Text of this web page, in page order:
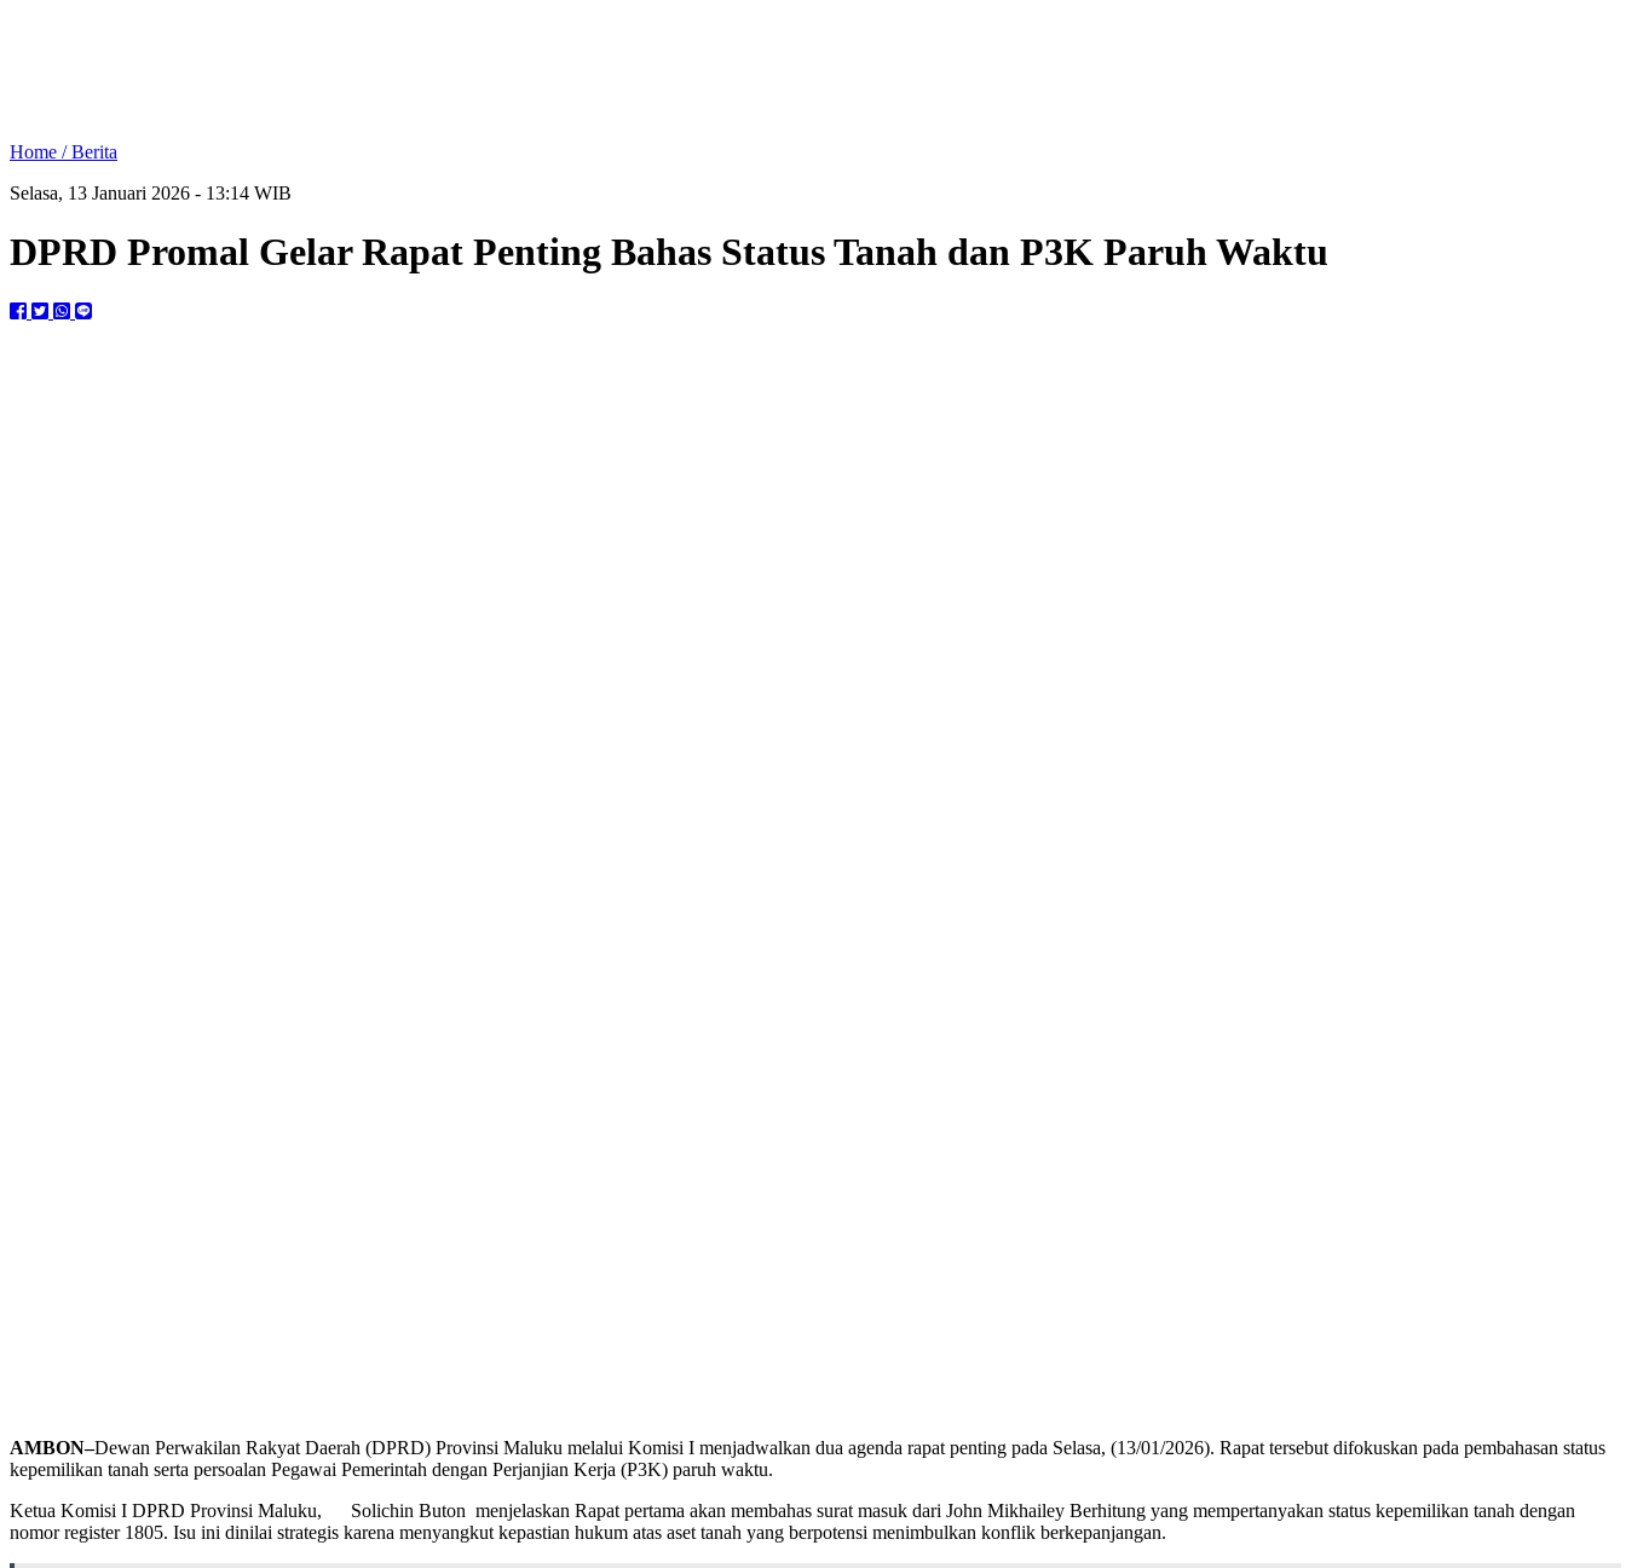
Home /Berita
Selasa, 13 Januari 2026 - 13:14 WIB
DPRD Promal Gelar Rapat Penting Bahas Status Tanah dan P3K Paruh Waktu
AMBON–Dewan Perwakilan Rakyat Daerah (DPRD) Provinsi Maluku melalui Komisi I menjadwalkan dua agenda rapat penting pada Selasa, (13/01/2026). Rapat tersebut difokuskan pada pembahasan status
kepemilikan tanah serta persoalan Pegawai Pemerintah dengan Perjanjian Kerja (P3K) paruh waktu.
Ketua Komisi I DPRD Provinsi Maluku, Solichin Buton menjelaskan Rapat pertama akan membahas surat masuk dari John Mikhailey Berhitung yang mempertanyakan status kepemilikan tanah dengan
nomor register 1805. Isu ini dinilai strategis karena menyangkut kepastian hukum atas aset tanah yang berpotensi menimbulkan konflik berkepanjangan.